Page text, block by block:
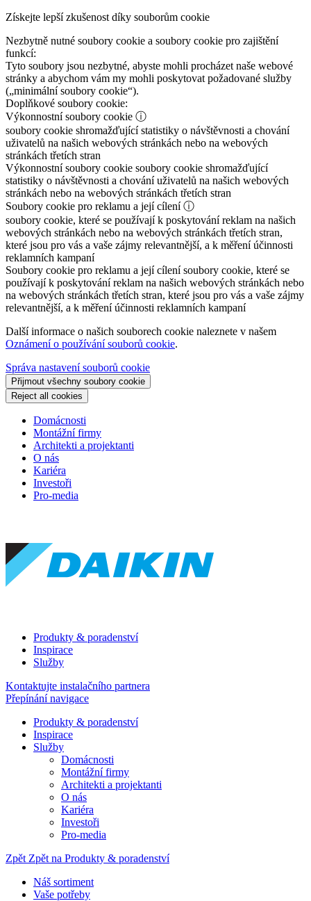
Získejte lepší zkušenost díky souborům cookie
Nezbytně nutné soubory cookie a soubory cookie pro zajištění
funkcí:
Tyto soubory jsou nezbytné, abyste mohli procházet naše webové
stránky a abychom vám my mohli poskytovat požadované služby
(„minimální soubory cookie“).
Doplňkové soubory cookie:
Výkonnostní soubory cookie ⓘ
soubory cookie shromažďující statistiky o návštěvnosti a chování
uživatelů na našich webových stránkách nebo na webových
stránkách třetích stran
Výkonnostní soubory cookie soubory cookie shromažďující
statistiky o návštěvnosti a chování uživatelů na našich webových
stránkách nebo na webových stránkách třetích stran
Soubory cookie pro reklamu a její cílení ⓘ
soubory cookie, které se používají k poskytování reklam na našich
webových stránkách nebo na webových stránkách třetích stran,
které jsou pro vás a vaše zájmy relevantnější, a k měření účinnosti
reklamních kampaní
Soubory cookie pro reklamu a její cílenísoubory cookie, které se
používají k poskytování reklam na našich webových stránkách nebo
na webových stránkách třetích stran, které jsou pro vás a vaše zájmy
relevantnější, a k měření účinnosti reklamních kampaní
Další informace o našich souborech cookie naleznete v našem
Oznámení o používání souborů cookie.
Správa nastavení souborů cookie
Přijmout všechny soubory cookie
Reject all cookies
Domácnosti
Montážní firmy
Architekti a projektanti
O nás
Kariéra
Investoři
Pro-media
Produkty & poradenství
Inspirace
Služby
Kontaktujte instalačního partnera
Přepínání navigace
Produkty & poradenství
Inspirace
Služby
Domácnosti
Montážní firmy
Architekti a projektanti
O nás
Kariéra
Investoři
Pro-media
Zpět Zpět na Produkty & poradenství
Náš sortiment
Vaše potřeby